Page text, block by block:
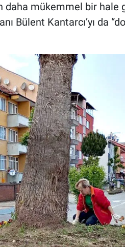
daha mükemmel bir hale
Bülent Kantarcı’yı da